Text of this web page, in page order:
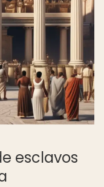
esclavos